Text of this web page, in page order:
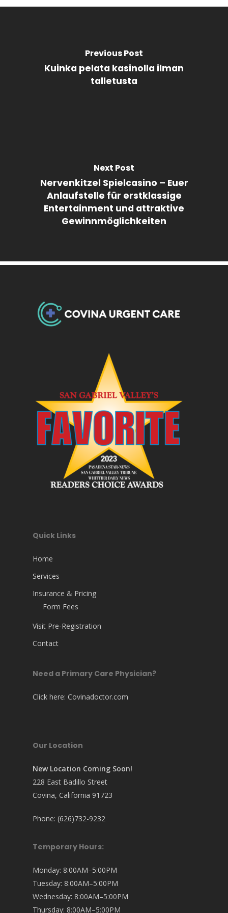
Previous Post
Kuinka pelata kasinolla ilman
talletusta
Next Post
Nervenkitzel Spielcasino – Euer
Anlaufstelle für erstklassige
Entertainment und attraktive
Gewinnmöglichkeiten
Quick Links
Home
Services
Insurance & Pricing
Form Fees
Visit Pre-Registration
Contact
Need a Primary Care Physician?
Click here: Covinadoctor.com
Our Location
New Location Coming Soon!
228 East Badillo Street
Covina, California 91723
Phone: (626)732-9232
Temporary Hours:
Monday: 8:00AM–5:00PM
Tuesday: 8:00AM–5:00PM
Wednesday: 8:00AM–5:00PM
Thursday: 8:00AM–5:00PM